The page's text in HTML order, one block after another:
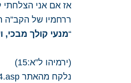
אז אם אני
ררחמיו של הקב”ה
“מנעי קולך מבכי,
(ירמיהו ל”א:15)
​נלקח מהאתר